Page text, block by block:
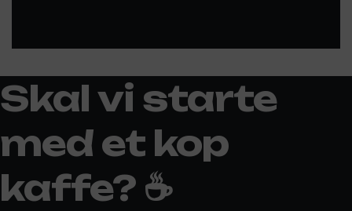
Skal vi starte
med et kop
kaffe? ☕️